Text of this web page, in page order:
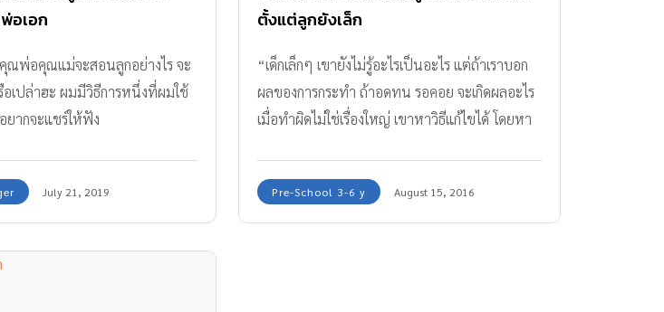
อเอก
ณพ่อคุณแม่จะสอนลูกอย่างไร จะ
เปล่าฮะ ผมมีวิธีการหนึ่งที่ผมใช้
ากจะแชร์ให้ฟัง
July 21, 2019
ตั้งแต่ลูกยังเล็ก
“เด็กเล็กๆ เขายังไม่รู้อะไรเป็นอะไร แต่ถ้าเราบอก
ผลของการกระทำ ถ้าอดทน รอคอย จะเกิดผลอะไร
เมื่อทำผิดไม่ใช่เรื่องใหญ่ เขาหาวิธีแก้ไขได้ โดยหา
มักเข้าใจว่า เด็กจะรู้ได้เอง เมื่อโตขึ้น และมักจะดุลูก
ว่า ‘โตแล้วทำไมไม่รู้’ แต่ความจริงคือ เรื่องมารยาท
Pre-School 3-6 y August 15, 2016